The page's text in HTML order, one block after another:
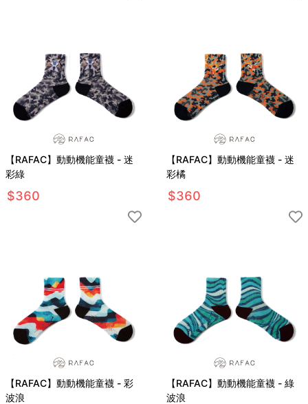
【RAFAC】動動機能童襪 - 迷
彩綠
$360
【RAFAC】動動機能童襪 - 迷
彩橘
$360
【RAFAC】動動機能童襪 - 彩
波浪
【RAFAC】動動機能童襪 - 綠
波浪